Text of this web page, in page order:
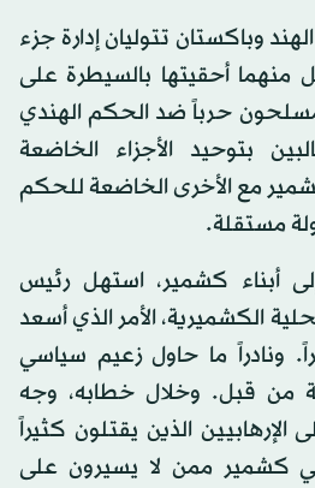
وباكستان تتوليان إدارة جزء
أحقيتها بالسيطرة على
حرباً ضد الحكم الهندي
مطالبين بتوحيد الأجزاء الخاضعة
مع الأخرى الخاضعة للحكم
مستقلة.
أبناء كشمير، استهل رئيس
الكشميرية، الأمر الذي أسعد
ونادراً ما حاول زعيم سياسي
من قبل. وخلال خطابه، وجه
الذين يقتلون كثيراً
كشمير ممن لا يسيرون على